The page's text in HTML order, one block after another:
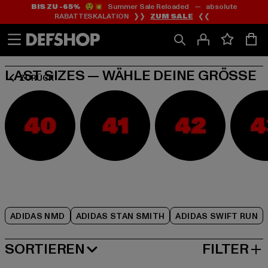
Zum
Inhalt
springen
Zum
Fußzeile
springen
BIS ZU -65%😲💥 Summer Sale Reloaded — absolute
RABATTESKALATION ❯❯ ZUM SALE ❮❮
ZURÜCK
LAST SIZES — WÄHLE DEINE GRÖSSE
ADIDAS NMD ADIDAS STAN SMITH ADIDAS SWIFT RUN
Zum
Produktraster
springen
SORTIEREN
BELIEBTESTE FILTER